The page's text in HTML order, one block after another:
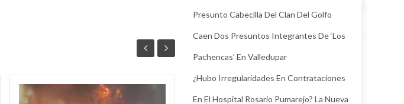
Juez legalizó la
Presunto Cabecilla Del Clan Del Golfo
Caen Dos Presuntos Integrantes De ‘Los
Pachencas’ En Valledupar
¿Hubo Irregularidades En Contrataciones
En El Hospital Rosario Pumarejo? La Nueva